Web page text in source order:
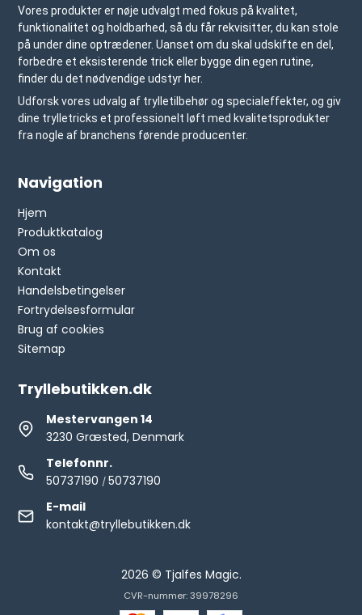
Vores produkter er nøje udvalgt med fokus på kvalitet,
funktionalitet og holdbarhed, så du får rekvisitter, du kan stole
på under dine optrædener. Uanset om du skal udskifte en del,
forbedre et eksisterende trick eller bygge din egen rutine,
finder du det nødvendige udstyr her.
Udforsk vores udvalg af trylletilbehør og specialeffekter, og giv
dine trylletricks et professionelt løft med kvalitetsprodukter
fra nogle af branchens førende producenter.
Navigation
Hjem
Produktkatalog
Om os
Kontakt
Handelsbetingelser
Fortrydelsesformular
Brug af cookies
Sitemap
Tryllebutikken.dk
Mestervangen 14
3230 Græsted, Denmark
Telefonnr.
50737190 /50737190
E-mail
kontakt@tryllebutikken.dk
2026 © Tjalfes Magic.
CVR-nummer: 39978296